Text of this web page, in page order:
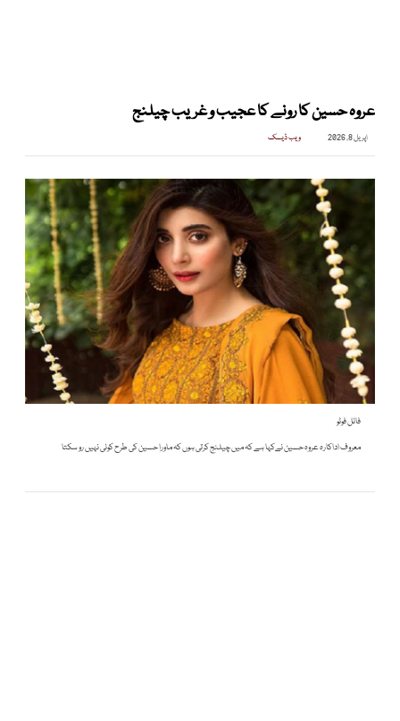
عروہ حسین کا رونے کا عجیب و غریب چیلنج
اپریل 8, 2026 ویب ڈیسک
فائل فوٹو
معروف اداکارہ عروہ حسین نےکہا ہے کہ میں چیلنج کرتی ہوں کہ ماورا حسین کی طرح کوئی نہیں رو سکتا